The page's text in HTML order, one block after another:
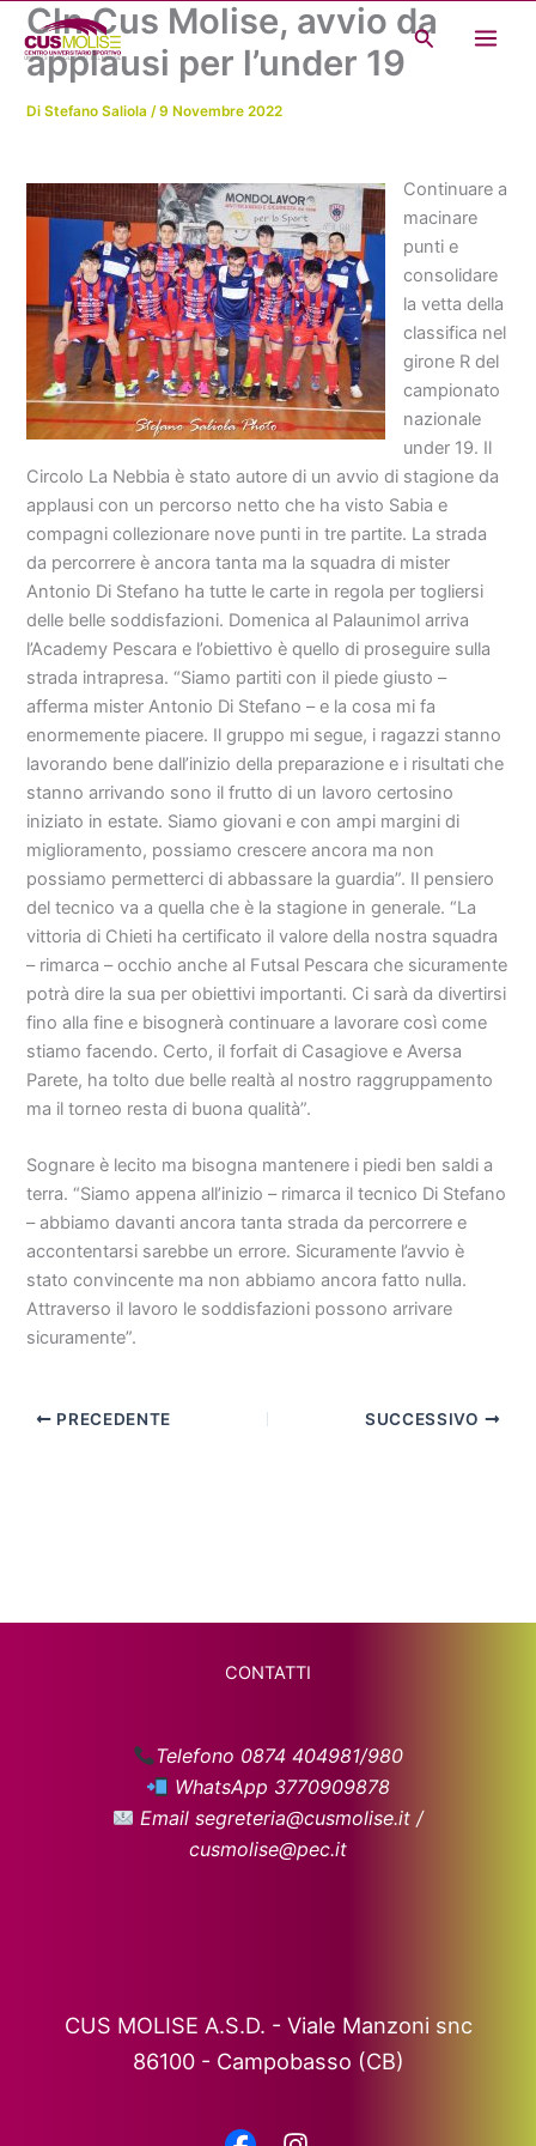
contenuto
Cerca
Cln Cus Molise, avvio da
applausi per l’under 19
DiStefano Saliola/9 Novembre 2022
Continuare a
macinare
punti e
consolidare
la vetta della
classifica nel
girone R del
campionato
nazionale
under 19. Il
Circolo La Nebbia è stato autore di un avvio di stagione da
applausi con un percorso netto che ha visto Sabia e
compagni collezionare nove punti in tre partite. La strada
da percorrere è ancora tanta ma la squadra di mister
Antonio Di Stefano ha tutte le carte in regola per togliersi
delle belle soddisfazioni. Domenica al Palaunimol arriva
l’Academy Pescara e l’obiettivo è quello di proseguire sulla
strada intrapresa. “Siamo partiti con il piede giusto –
afferma mister Antonio Di Stefano – e la cosa mi fa
enormemente piacere. Il gruppo mi segue, i ragazzi stanno
lavorando bene dall’inizio della preparazione e i risultati che
stanno arrivando sono il frutto di un lavoro certosino
iniziato in estate. Siamo giovani e con ampi margini di
miglioramento, possiamo crescere ancora ma non
possiamo permetterci di abbassare la guardia”. Il pensiero
del tecnico va a quella che è la stagione in generale. “La
vittoria di Chieti ha certificato il valore della nostra squadra
– rimarca – occhio anche al Futsal Pescara che sicuramente
potrà dire la sua per obiettivi importanti. Ci sarà da divertirsi
fino alla fine e bisognerà continuare a lavorare così come
stiamo facendo. Certo, il forfait di Casagiove e Aversa
Parete, ha tolto due belle realtà al nostro raggruppamento
ma il torneo resta di buona qualità”.
Sognare è lecito ma bisogna mantenere i piedi ben saldi a
terra. “Siamo appena all’inizio – rimarca il tecnico Di Stefano
– abbiamo davanti ancora tanta strada da percorrere e
accontentarsi sarebbe un errore. Sicuramente l’avvio è
stato convincente ma non abbiamo ancora fatto nulla.
Attraverso il lavoro le soddisfazioni possono arrivare
sicuramente”.
PRECEDENTE SUCCESSIVO
CONTATTI
Telefono 0874 404981/980
WhatsApp 3770909878
Email segreteria@cusmolise.it /
cusmolise@pec.it
CUS MOLISE A.S.D. - Viale Manzoni snc
86100 - Campobasso (CB)